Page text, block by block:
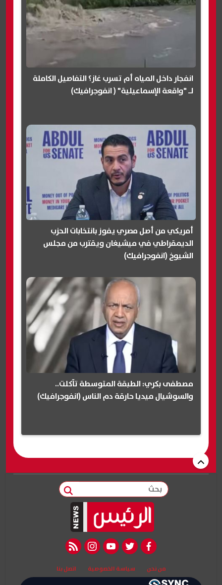
انفجار داخل المياه أم تسرب غاز؟ التفاصيل الكاملة
لـ "واقعة الإسماعيلية" ( انفوجرافيك)
أمريكي من أصل مصري يفوز بانتخابات الحزب
الديمقراطي في ميشيغان ويقترب من مجلس
الشيوخ (انفوجرافيك)
مصطفى بكري: الطبقة المتوسطة تآكلت..
والسوشيال ميديا حارقة دم الناس (انفوجرافيك)
بحث
facebook
twitter
youtube
instagram
rss feed
من نحن سياسة الخصوصية اتصل بنا